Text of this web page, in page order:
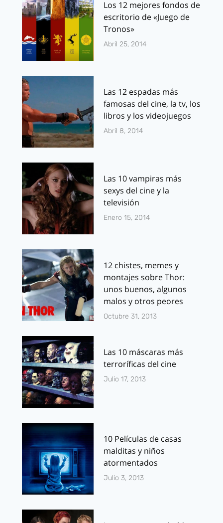
Los 12 mejores fondos de
escritorio de «Juego de
Tronos»
Abril 25, 2014
Las 12 espadas más
famosas del cine, la tv, los
libros y los videojuegos
Abril 8, 2014
Las 10 vampiras más
sexys del cine y la
televisión
Enero 15, 2014
12 chistes, memes y
montajes sobre Thor:
unos buenos, algunos
malos y otros peores
Octubre 31, 2013
Las 10 máscaras más
terroríficas del cine
Julio 17, 2013
10 Películas de casas
malditas y niños
atormentados
Julio 3, 2013